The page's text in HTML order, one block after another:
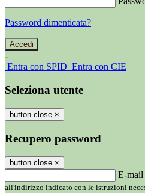
Password dimenticata?
-
Entra con SPID Entra con CIE
Seleziona utente
button close ×
Recupero password
button close ×
E-mail
all'indirizzo indicato con le istruzioni